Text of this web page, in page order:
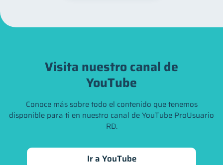
Visita nuestro canal de
YouTube
Conoce más sobre todo el contenido que tenemos
disponible para ti en nuestro canal de YouTube ProUsuario
RD.
Ir a YouTube